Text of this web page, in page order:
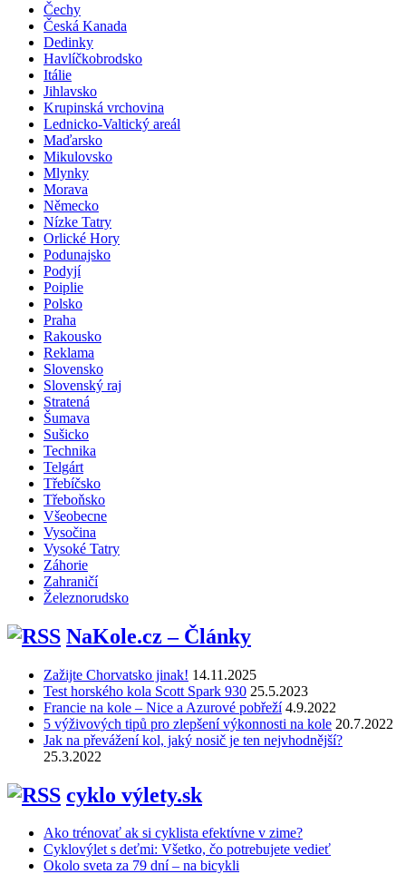
Čechy
Česká Kanada
Dedinky
Havlíčkobrodsko
Itálie
Jihlavsko
Krupinská vrchovina
Lednicko-Valtický areál
Maďarsko
Mikulovsko
Mlynky
Morava
Německo
Nízke Tatry
Orlické Hory
Podunajsko
Podyjí
Poiplie
Polsko
Praha
Rakousko
Reklama
Slovensko
Slovenský raj
Stratená
Šumava
Sušicko
Technika
Telgárt
Třebíčsko
Třeboňsko
Všeobecne
Vysočina
Vysoké Tatry
Záhorie
Zahraničí
Železnorudsko
NaKole.cz – Články
Zažijte Chorvatsko jinak! 14.11.2025
Test horského kola Scott Spark 930 25.5.2023
Francie na kole – Nice a Azurové pobřeží 4.9.2022
5 výživových tipů pro zlepšení výkonnosti na kole 20.7.2022
Jak na převážení kol, jaký nosič je ten nejvhodnější?
25.3.2022
cyklo výlety.sk
Ako trénovať ak si cyklista efektívne v zime?
Cyklovýlet s deťmi: Všetko, čo potrebujete vedieť
Okolo sveta za 79 dní – na bicykli